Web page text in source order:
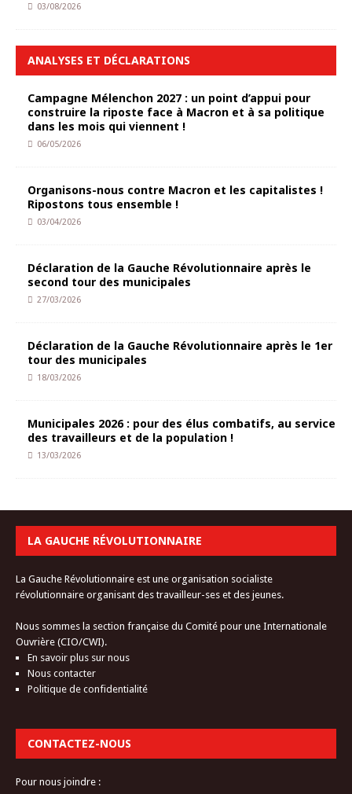
03/08/2026
ANALYSES ET DÉCLARATIONS
Campagne Mélenchon 2027 : un point d’appui pour
construire la riposte face à Macron et à sa politique
dans les mois qui viennent !
06/05/2026
Organisons-nous contre Macron et les capitalistes !
Ripostons tous ensemble !
03/04/2026
Déclaration de la Gauche Révolutionnaire après le
second tour des municipales
27/03/2026
Déclaration de la Gauche Révolutionnaire après le 1er
tour des municipales
18/03/2026
Municipales 2026 : pour des élus combatifs, au service
des travailleurs et de la population !
13/03/2026
LA GAUCHE RÉVOLUTIONNAIRE
La Gauche Révolutionnaire est une organisation socialiste
révolutionnaire organisant des travailleur-ses et des jeunes.
Nous sommes la section française du Comité pour une Internationale
Ouvrière (CIO/CWI).
En savoir plus sur nous
Nous contacter
Politique de confidentialité
CONTACTEZ-NOUS
Pour nous joindre :